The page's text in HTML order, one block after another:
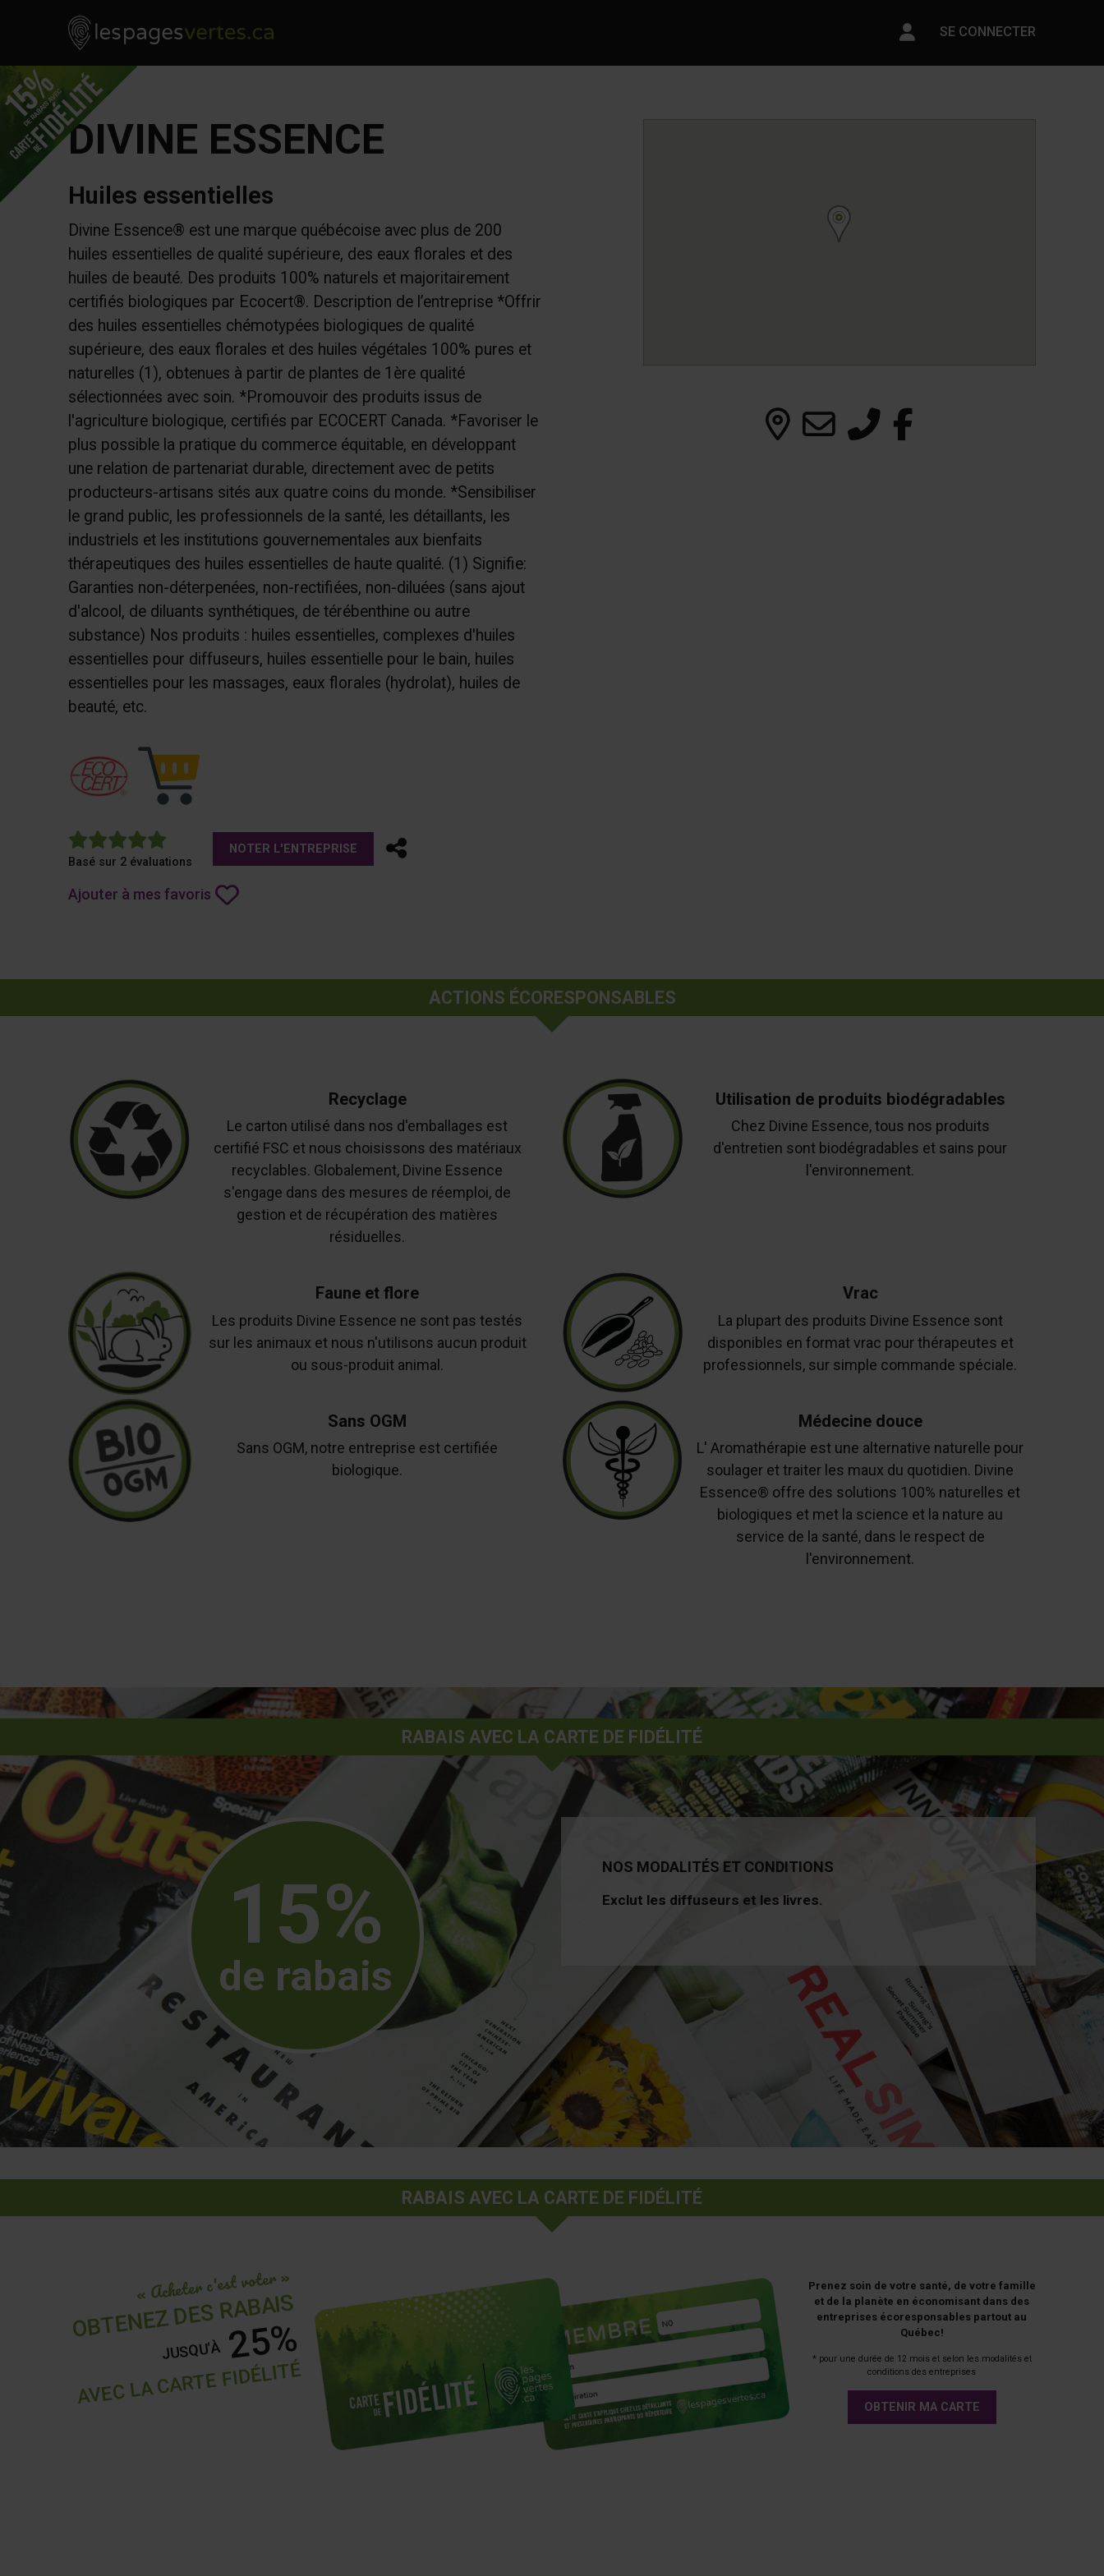
Skip to contentLes Pages Vertes - Go to homepage
Paramètres du compte
SE CONNECTER
DIVINE ESSENCE
Huiles essentielles
Divine Essence® est une marque québécoise avec plus de 200
huiles essentielles de qualité supérieure, des eaux florales et des
huiles de beauté. Des produits 100% naturels et majoritairement
certifiés biologiques par Ecocert®. Description de l’entreprise *Offrir
des huiles essentielles chémotypées biologiques de qualité
supérieure, des eaux florales et des huiles végétales 100% pures et
naturelles (1), obtenues à partir de plantes de 1ère qualité
sélectionnées avec soin. *Promouvoir des produits issus de
l'agriculture biologique, certifiés par ECOCERT Canada. *Favoriser le
plus possible la pratique du commerce équitable, en développant
une relation de partenariat durable, directement avec de petits
producteurs-artisans sités aux quatre coins du monde. *Sensibiliser
le grand public, les professionnels de la santé, les détaillants, les
industriels et les institutions gouvernementales aux bienfaits
thérapeutiques des huiles essentielles de haute qualité. (1) Signifie:
Garanties non-déterpenées, non-rectifiées, non-diluées (sans ajout
d'alcool, de diluants synthétiques, de térébenthine ou autre
substance) Nos produits : huiles essentielles, complexes d'huiles
essentielles pour diffuseurs, huiles essentielle pour le bain, huiles
essentielles pour les massages, eaux florales (hydrolat), huiles de
beauté, etc.
5
Basé sur 2 évaluations
NOTER L'ENTREPRISE Partager
Ajouter à mes favoris
ACTIONS ÉCORESPONSABLES
Recyclage
Le carton utilisé dans nos d'emballages est
certifié FSC et nous choisissons des matériaux
recyclables. Globalement, Divine Essence
s'engage dans des mesures de réemploi, de
gestion et de récupération des matières
résiduelles.
Utilisation de produits biodégradables
Chez Divine Essence, tous nos produits
d'entretien sont biodégradables et sains pour
l'environnement.
Faune et flore
Les produits Divine Essence ne sont pas testés
sur les animaux et nous n'utilisons aucun produit
ou sous-produit animal.
Vrac
La plupart des produits Divine Essence sont
disponibles en format vrac pour thérapeutes et
professionnels, sur simple commande spéciale.
Sans OGM
Sans OGM, notre entreprise est certifiée
biologique.
Médecine douce
L' Aromathérapie est une alternative naturelle pour
soulager et traiter les maux du quotidien. Divine
Essence® offre des solutions 100% naturelles et
biologiques et met la science et la nature au
service de la santé, dans le respect de
l'environnement.
RABAIS AVEC LA CARTE DE FIDÉLITÉ
15%
de rabais
NOS MODALITÉS ET CONDITIONS
Exclut les diffuseurs et les livres.
RABAIS AVEC LA CARTE DE FIDÉLITÉ
« Acheter c'est voter »
OBTENEZ DES RABAIS
JUSQU'À 25%
AVEC LA CARTE FIDÉLITÉ
Prenez soin de votre santé, de votre famille
et de la planète en économisant dans des
entreprises écoresponsables partout au
Québec!
* pour une durée de 12 mois et selon les modalités et
conditions des entreprises
OBTENIR MA CARTE